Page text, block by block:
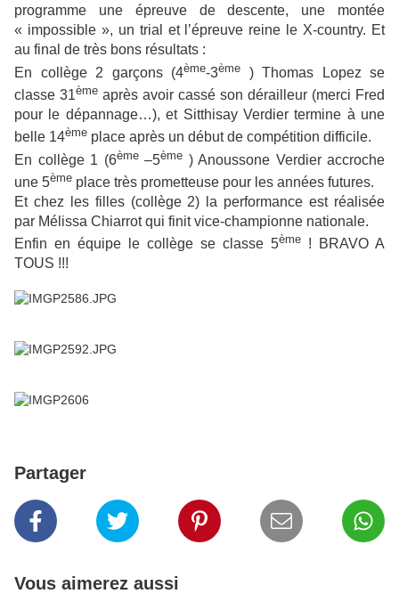
programme une épreuve de descente, une montée
« impossible », un trial et l’épreuve reine le X-country. Et
au final de très bons résultats :
En collège 2 garçons (4ème-3ème ) Thomas Lopez se
classe 31ème après avoir cassé son dérailleur (merci Fred
pour le dépannage…), et Sitthisay Verdier termine à une
belle 14ème place après un début de compétition difficile.
En collège 1 (6ème–5ème ) Anoussone Verdier accroche
une 5ème place très prometteuse pour les années futures.
Et chez les filles (collège 2) la performance est réalisée
par Mélissa Chiarrot qui finit vice-championne nationale.
Enfin en équipe le collège se classe 5ème ! BRAVO A
TOUS !!!
Partager
Vous aimerez aussi